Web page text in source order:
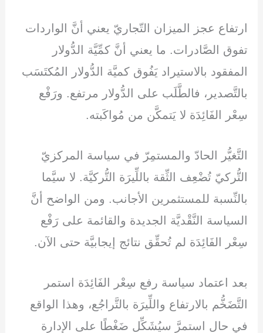
ارتفاع عجز الميزان التّجاريّ يعني أنَّ الواردات
تفوق الصَّادرات. ما يعني أنَّ كمِّيَّة الدُّولار
المفقود بالاستيراد يَفُوق كميَّة الدُّولار المُكتَسَب
بالتَّصدير، فالطَّلَب على الدُّولار مرتفع. ورَفْع
سِعْر الفَائِدَة لا يَتمكَّن من مُواكَبته.
التَّغيُّر الحادّ والمستمِرّ في سياسة المركزيّ
التُّركيّ تُضْعِف الثِّقة باللِّيرَة التُّركيَّة. لا سيَّما
بالنِّسبة للمستثمرين الأجانب. ومن الواضح أنَّ
السياسة النَّقْديَّة الجديدة والقائمة على رَفْع
سِعْر الفَائِدَة لم تُحقِّق نتائج إيجابيَّة حتى الآن.
بعد اعتماد سياسة رفع سِعْر الفَائِدَة استمر
التَّضَخُّم بالارتفاع واللِّيرَة بالتَّراجُع، وهذا الواقع
في حال استمرَّ سيُشَكِّل ضَغْطًا على الإدارة